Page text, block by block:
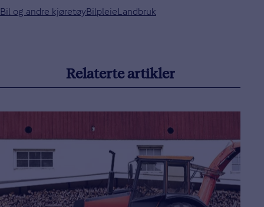
Bil og andre kjøretøyBilpleieLandbruk
Relaterte artikler